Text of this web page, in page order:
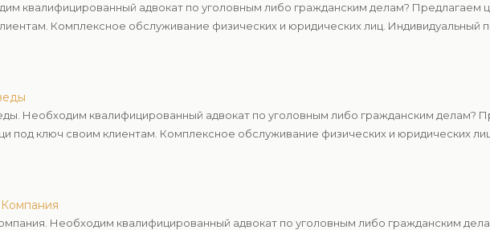
квалифицированный адвокат по уголовным либо гражданским делам? Предлагаем
Комплексное обслуживание физических и юридических лиц. Индивидуальный
Необходим квалифицированный адвокат по уголовным либо гражданским делам?
под ключ своим клиентам. Комплексное обслуживание физических и юридических
Необходим квалифицированный адвокат по уголовным либо гражданским